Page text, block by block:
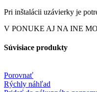
Pri inštalácii uzávierky je
V PONUKE AJ NA INE
Súvisiace produkty
Porovnať
Rýchly náhľad